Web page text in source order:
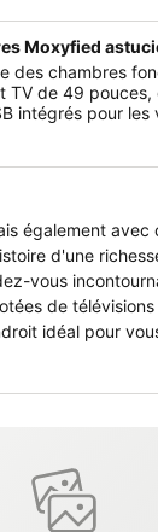
Moxyfied
des chambres
TV de 49
intégrés pour les
d'une
vous
de
idéal pour
cocktail, avec
producteurs qui
pour un pique-